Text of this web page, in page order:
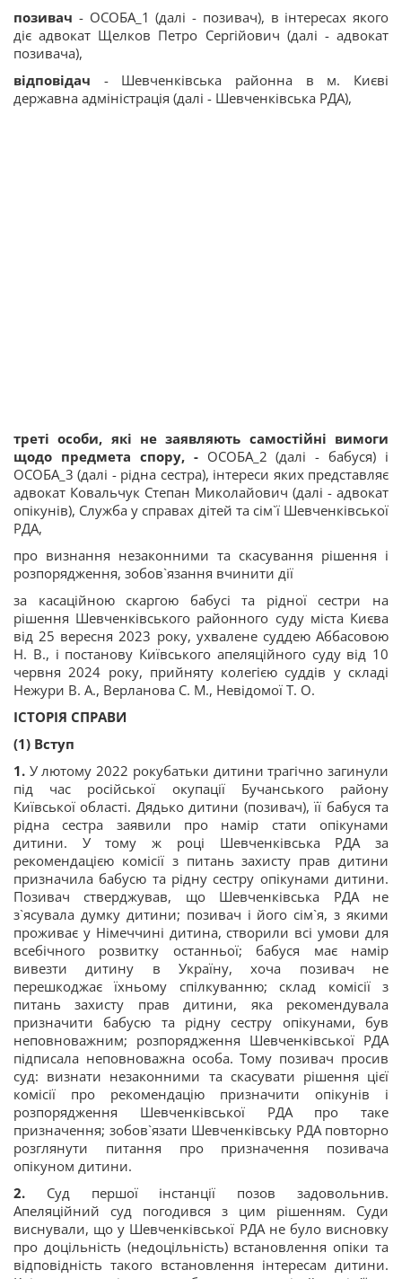
позивач - ОСОБА_1 (далі - позивач), в інтересах якого
діє адвокат Щелков Петро Сергійович (далі - адвокат
позивача),
відповідач - Шевченківська районна в м. Києві
державна адміністрація (далі - Шевченківська РДА),
треті особи, які не заявляють самостійні вимоги
щодо предмета спору, -ОСОБА_2 (далі - бабуся) і
ОСОБА_3 (далі - рідна сестра), інтереси яких представляє
адвокат Ковальчук Степан Миколайович (далі - адвокат
опікунів), Служба у справах дітей та сім`ї Шевченківської
РДА,
про визнання незаконними та скасування рішення і
розпорядження, зобов`язання вчинити дії
за касаційною скаргою бабусі та рідної сестри на
рішення Шевченківського районного суду міста Києва
від 25 вересня 2023 року, ухвалене суддею Аббасовою
Н. В., і постанову Київського апеляційного суду від 10
червня 2024 року, прийняту колегією суддів у складі
Нежури В. А., Верланова С. М., Невідомої Т. О.
ІСТОРІЯ СПРАВИ
(1) Вступ
1. У лютому 2022 рокубатьки дитини трагічно загинули
під час російської окупації Бучанського району
Київської області. Дядько дитини (позивач), її бабуся та
рідна сестра заявили про намір стати опікунами
дитини. У тому ж році Шевченківська РДА за
рекомендацією комісії з питань захисту прав дитини
призначила бабусю та рідну сестру опікунами дитини.
Позивач стверджував, що Шевченківська РДА не
з`ясувала думку дитини; позивач і його сім`я, з якими
проживає у Німеччині дитина, створили всі умови для
всебічного розвитку останньої; бабуся має намір
вивезти дитину в Україну, хоча позивач не
перешкоджає їхньому спілкуванню; склад комісії з
питань захисту прав дитини, яка рекомендувала
призначити бабусю та рідну сестру опікунами, був
неповноважним; розпорядження Шевченківської РДА
підписала неповноважна особа. Тому позивач просив
суд: визнати незаконними та скасувати рішення цієї
комісії про рекомендацію призначити опікунів і
розпорядження Шевченківської РДА про таке
призначення; зобов`язати Шевченківську РДА повторно
розглянути питання про призначення позивача
опікуном дитини.
2. Суд першої інстанції позов задовольнив.
Апеляційний суд погодився з цим рішенням. Суди
виснували, що у Шевченківської РДА не було висновку
про доцільність (недоцільність) встановлення опіки та
відповідність такого встановлення інтересам дитини.